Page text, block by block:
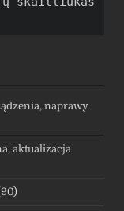
naprawy
aktualizacja